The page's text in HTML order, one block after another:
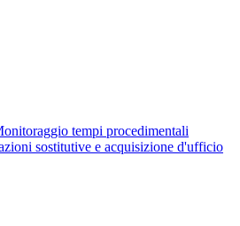
tempi procedimentali
sostitutive e acquisizione d'ufficio